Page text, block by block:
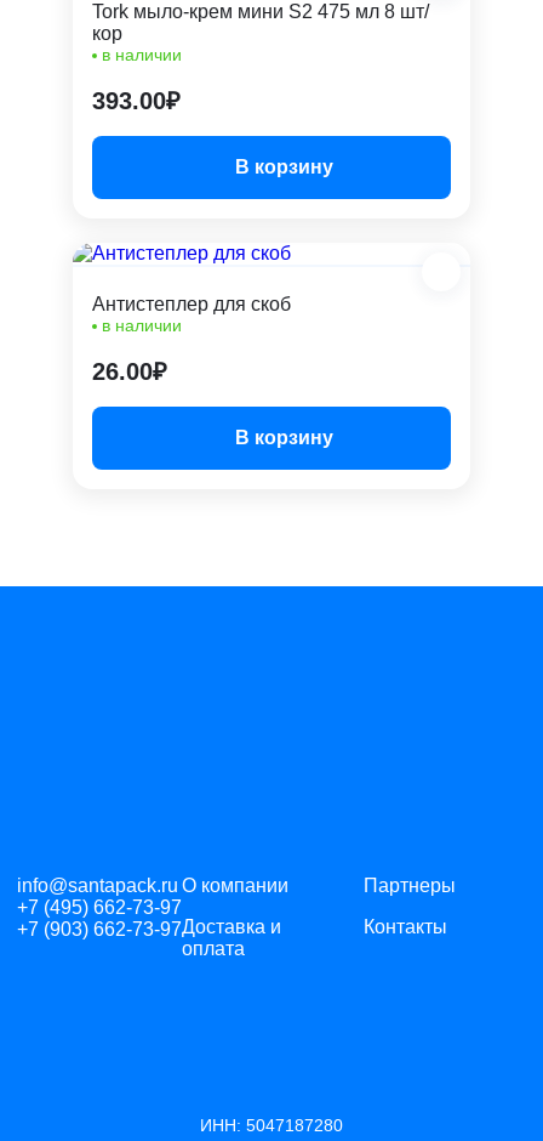
Tork мыло-крем мини S2 475 мл 8 шт/
кор
в наличии
393.00₽
В корзину
Антистеплер для скоб
в наличии
26.00₽
В корзину
info@santapack.ru
+7 (495) 662-73-97
+7 (903) 662-73-97
О компании
Партнеры
Доставка и
оплата
Контакты
ИНН: 5047187280